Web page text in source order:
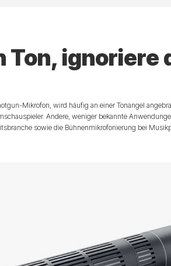
Ton, ignoriere
Mikrofon, wird häufig an einer Tonangel
Andere, weniger bekannte
sowie die Bühnenmikrofonierung bei